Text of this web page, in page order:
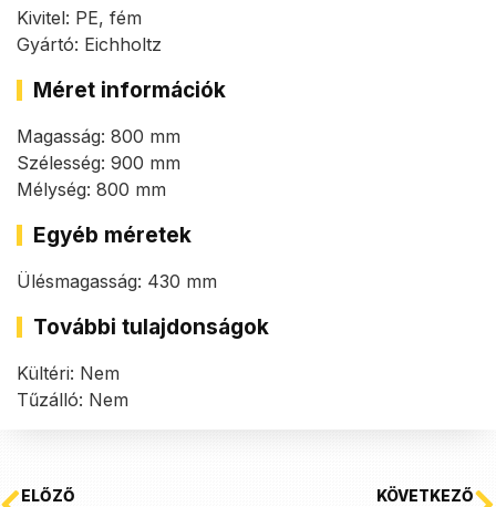
Kivitel: PE, fém
Gyártó: Eichholtz
Méret információk
Magasság: 800 mm
Szélesség: 900 mm
Mélység: 800 mm
Egyéb méretek
Ülésmagasság: 430 mm
További tulajdonságok
Kültéri: Nem
Tűzálló: Nem
ELŐZŐ KÖVETKEZŐ